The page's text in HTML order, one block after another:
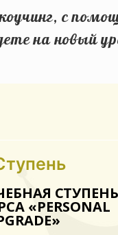
с
на новый
СТУПЕНЬ
«PERSONAL